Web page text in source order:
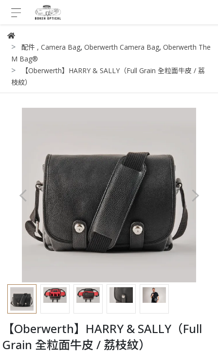
配件 , Camera Bag, Oberwerth Camera Bag, Oberwerth The
M Bag®
【Oberwerth】HARRY & SALLY（Full Grain 全粒面牛皮 / 荔
枝紋）
【Oberwerth】HARRY & SALLY（Full
Grain 全粒面牛皮 / 荔枝紋）